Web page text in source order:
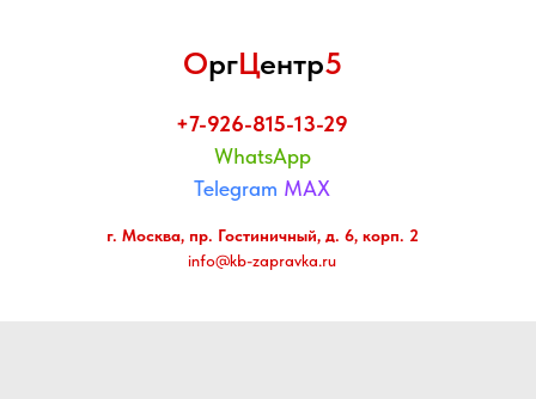
ОргЦентр5
+7-926-815-13-29
WhatsApp
Telegram MAX
г. Москва, пр. Гостиничный, д. 6, корп. 2
info@kb-zapravka.ru